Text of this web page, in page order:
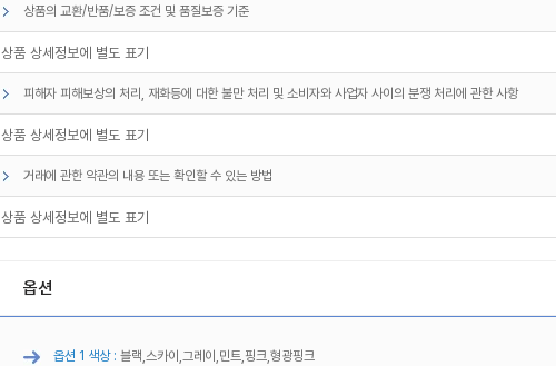
상품의 교환/반품/보증 조건 및 품질보증 기준
상품 상세정보에 별도 표기
피해자 피해보상의 처리, 재화등에 대한 불만 처리 및 소비자와 사업자 사이의 분쟁 처리에 관한 사항
상품 상세정보에 별도 표기
거래에 관한 약관의 내용 또는 확인할 수 있는 방법
상품 상세정보에 별도 표기
옵션
옵션 1 색상 : 블랙,스카이,그레이,민트,핑크,형광핑크